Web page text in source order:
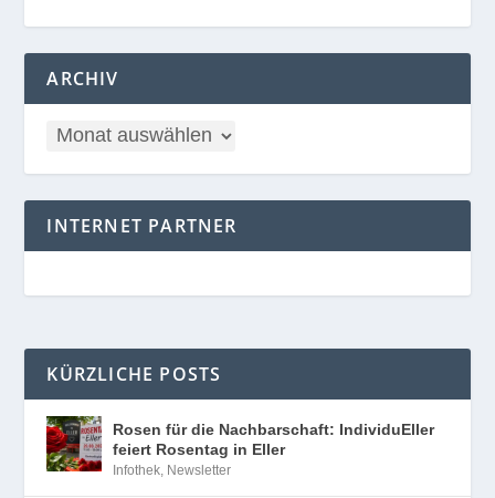
ARCHIV
INTERNET PARTNER
KÜRZLICHE POSTS
Rosen für die Nachbarschaft: IndividuEller
feiert Rosentag in Eller
Infothek Newsletter